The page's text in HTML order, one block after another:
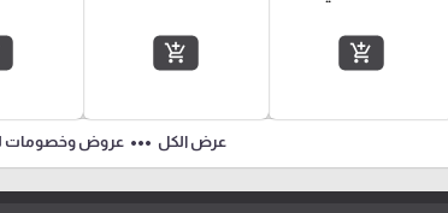
add_shopping_cart
add_shopping_cart
عرض الكل more_horiz عروض وخصومات